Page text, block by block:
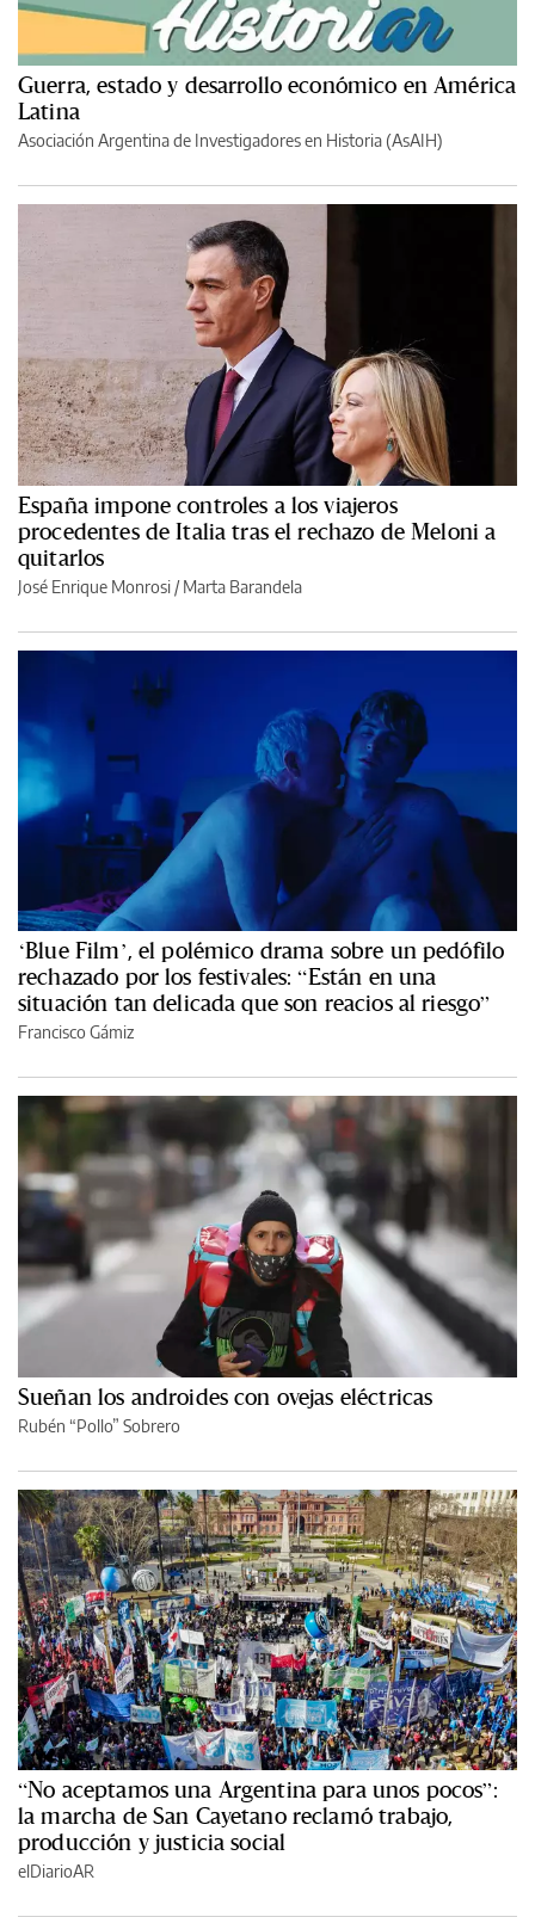
Guerra, estado y desarrollo económico en América
Latina
Asociación Argentina de Investigadores en Historia (AsAIH)
España impone controles a los viajeros
procedentes de Italia tras el rechazo de Meloni a
quitarlos
José Enrique Monrosi / Marta Barandela
‘Blue Film’, el polémico drama sobre un pedófilo
rechazado por los festivales: “Están en una
situación tan delicada que son reacios al riesgo”
Francisco Gámiz
Sueñan los androides con ovejas eléctricas
Rubén “Pollo” Sobrero
“No aceptamos una Argentina para unos pocos”:
la marcha de San Cayetano reclamó trabajo,
producción y justicia social
elDiarioAR